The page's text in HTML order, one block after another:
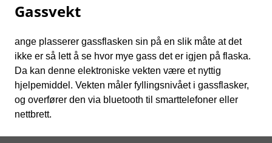
Gassvekt
ange plasserer gassflasken sin på en slik måte at det
ikke er så lett å se hvor mye gass det er igjen på flaska.
Da kan denne elektroniske vekten være et nyttig
hjelpemiddel. Vekten måler fyllingsnivået i gassflasker,
og overfører den via bluetooth til smarttelefoner eller
nettbrett.